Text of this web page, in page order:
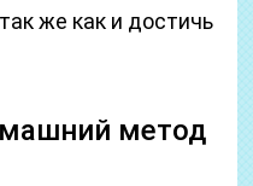
же как и достичь
метод